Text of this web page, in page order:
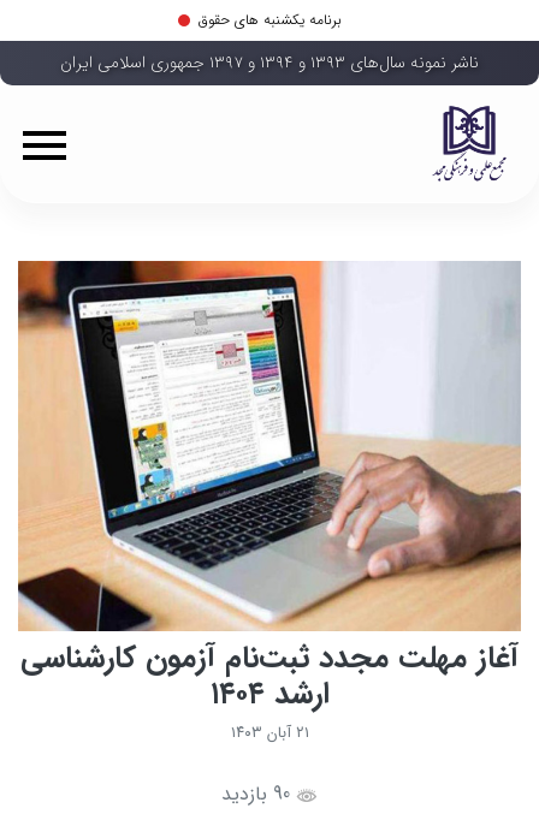
برنامه یکشنبه های حقوق
ناشر نمونه سال‌های ۱۳۹۳ و ۱۳۹۴ و ۱۳۹۷ جمهوری اسلامی ایران
آغاز مهلت مجدد ثبت‌نام آزمون کارشناسی
ارشد ۱۴۰۴
۲۱ آبان ۱۴۰۳